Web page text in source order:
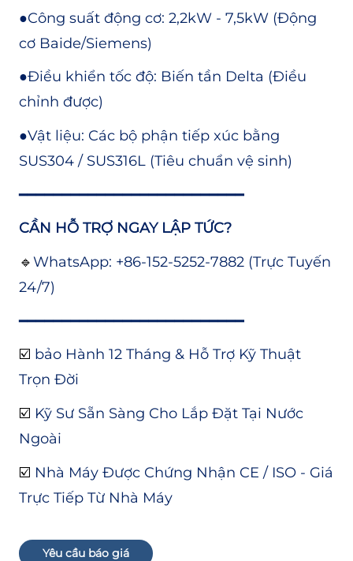
●Công suất động cơ: 2,2kW - 7,5kW (Động
cơ Baide/Siemens)
●Điều khiển tốc độ: Biến tần Delta (Điều
chỉnh được)
●Vật liệu: Các bộ phận tiếp xúc bằng
SUS304 / SUS316L (Tiêu chuẩn vệ sinh)
━━━━━━━━━━━━━━━━━━━━━━━━━━
CẦN HỖ TRỢ NGAY LẬP TỨC?
🔹WhatsApp: +86-152-5252-7882 (Trực Tuyến
24/7)
━━━━━━━━━━━━━━━━━━━━━━━━━━
☑️ bảo Hành 12 Tháng & Hỗ Trợ Kỹ Thuật
Trọn Đời
☑️ Kỹ Sư Sẵn Sàng Cho Lắp Đặt Tại Nước
Ngoài
☑️ Nhà Máy Được Chứng Nhận CE / ISO - Giá
Trực Tiếp Từ Nhà Máy
Yêu cầu báo giá